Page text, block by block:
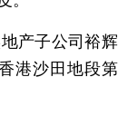
产子公司裕辉
港沙田地段第